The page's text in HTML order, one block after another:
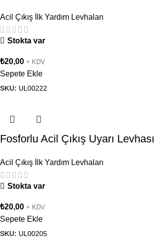
Acil Çıkış İlk Yardım Levhaları
Stokta var
₺20,00 + KDV
Sepete Ekle
SKU: UL00222
Fosforlu Acil Çıkış Uyarı Levhası
Acil Çıkış İlk Yardım Levhaları
Stokta var
₺20,00 + KDV
Sepete Ekle
SKU: UL00205